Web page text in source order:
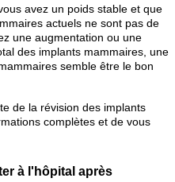
avez un poids stable et que
actuels ne sont pas de
une augmentation ou une
des implants mammaires, une
semble être le bon
de la révision des implants
complètes et de vous
à l'hôpital après